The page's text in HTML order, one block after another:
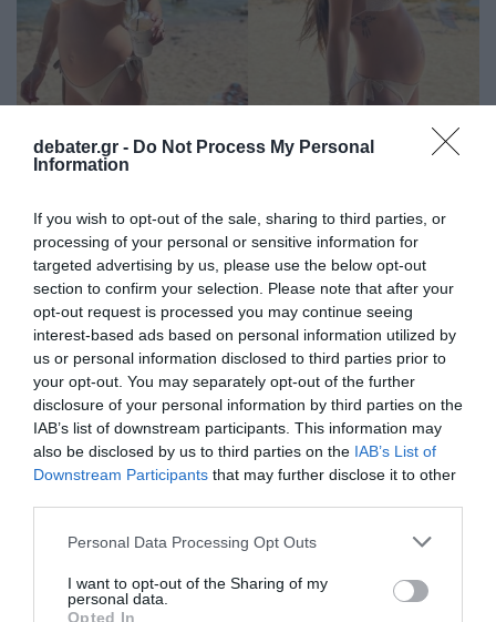
debater.gr - Do Not Process My Personal
Information
If you wish to opt-out of the sale, sharing to third parties, or
processing of your personal or sensitive information for
targeted advertising by us, please use the below opt-out
section to confirm your selection. Please note that after your
opt-out request is processed you may continue seeing
interest-based ads based on personal information utilized by
us or personal information disclosed to third parties prior to
your opt-out. You may separately opt-out of the further
disclosure of your personal information by third parties on the
IAB’s list of downstream participants. This information may
also be disclosed by us to third parties on the IAB’s List of
Downstream Participants that may further disclose it to other
Please note that this website/app uses one or more Google
not limited to your visit or usage behaviour. You may click to
grant or deny consent to Google and its third-party tags to
Personal Data Processing Opt Outs
I want to opt-out of the Sharing of my
personal data.
Opted In
Σιμώνη Χριστοδούλου: Ποζάρει με μπικίνι σε
προχωρημένη εγκυμοσύνη – Δείτε
φωτογραφίες
Σε λίγο καιρό θα υποδεχτεί το πρώτο της παιδάκι